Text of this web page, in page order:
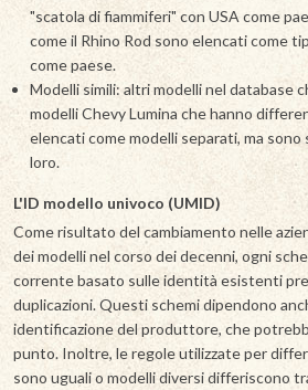
"scatola di fiammiferi" con USA come
come il Rhino Rod sono elencati come
come paese.
Modelli simili: altri modelli nel database
modelli Chevy Lumina che hanno
elencati come modelli separati, ma sono
loro.
L'ID modello univoco (UMID)
Come risultato del cambiamento nelle
dei modelli nel corso dei decenni, ogni
corrente basato sulle identità esistenti
duplicazioni. Questi schemi dipendono
identificazione del produttore, che
punto. Inoltre, le regole utilizzate per
sono uguali o modelli diversi differiscono